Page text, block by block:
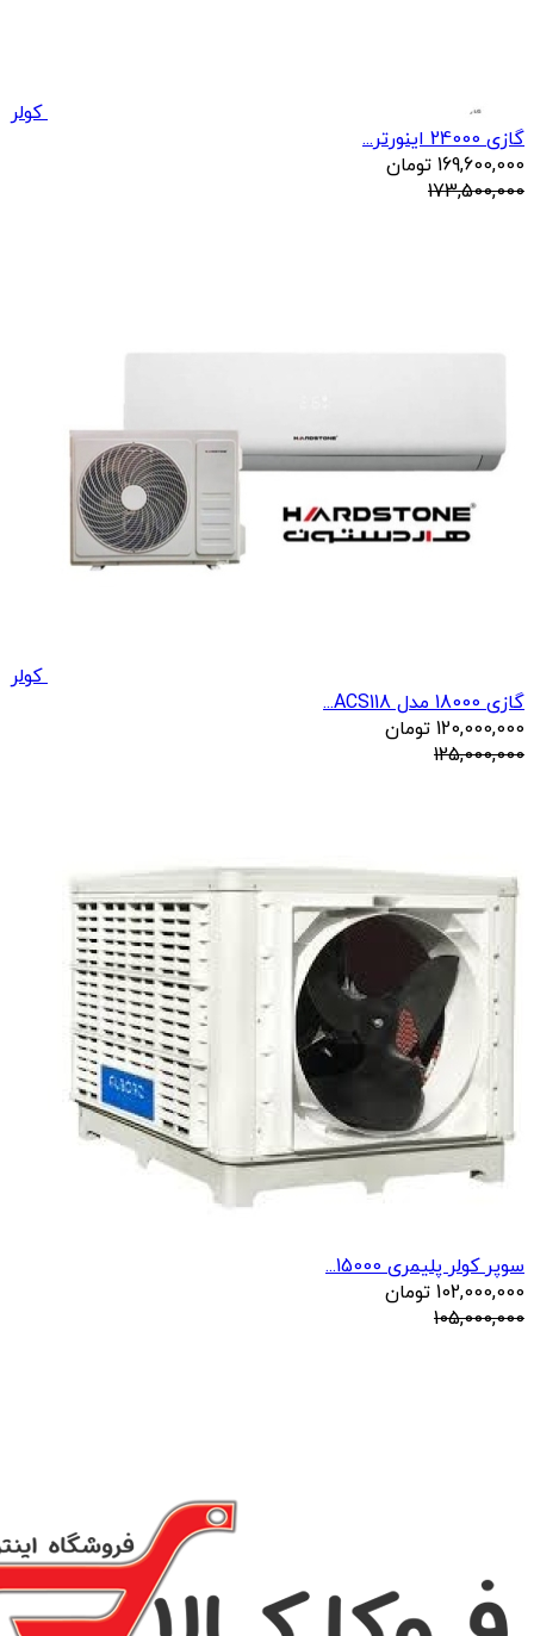
کولر
گازی 24000 اینورتر...
169,600,000 تومان
173,500,000
کولر
گازی 18000 مدل ACS118...
120,000,000 تومان
125,000,000
سوپر کولر پلیمری 15000...
102,000,000 تومان
105,000,000